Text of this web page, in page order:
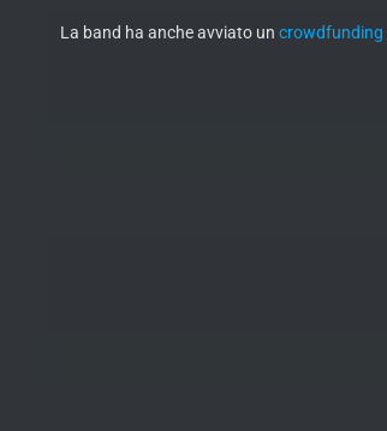
La band ha anche avviato un crowdfunding